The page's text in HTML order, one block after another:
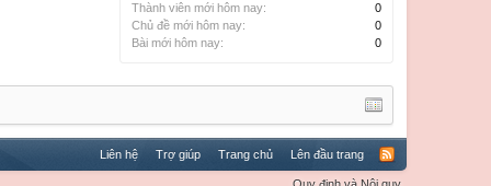
Thành viên mới hôm nay:
0
Chủ đề mới hôm nay:
0
Bài mới hôm nay:
0
Liên hệ Trợ giúp Trang chủ Lên đầu trang